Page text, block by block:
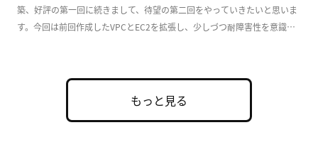
築、好評の第一回に続きまして、待望の第二回をやっていきたいと思いま
す。今回は前回作成したVPCとEC2を拡張し、少しづつ耐障害性を意識し
もっと見る